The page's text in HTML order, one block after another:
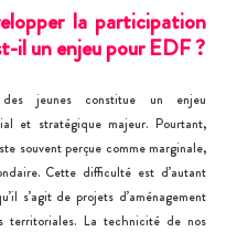
la participation
il un enjeu pour EDF ?
jeunes constitue un enjeu
et stratégique majeur. Pourtant,
souvent perçue comme marginale,
Cette difficulté est d’autant
s’agit de projets d’aménagement
territoriales. La technicité de nos